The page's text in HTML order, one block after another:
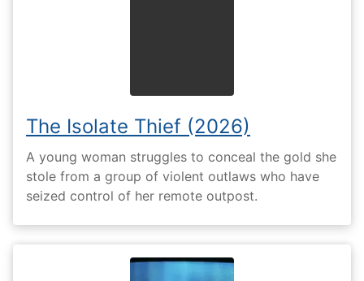
The Isolate Thief (2026)
A young woman struggles to conceal the gold she
stole from a group of violent outlaws who have
seized control of her remote outpost.